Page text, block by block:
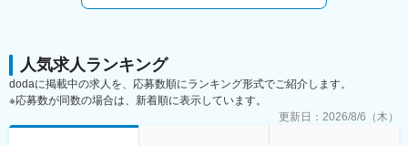
深めつつ、社内業務の他、社内研修やメーカーの研修を通じて商
品知識や営業スキルを習得いただきます。その後、先輩営業担当
者と得意先を訪問のうえ、リアルな営業を経験、スキルを積み上
げていただきますので、「いきなり営業」というようなことはご
ざいません。また、将来的に中核人材として活躍いただける職場
人気求人ランキング
dodaに掲載中の求人を、応募数順にランキング形式でご紹介します。
※応募数が同数の場合は、新着順に表示しています。
更新日： 2026/8/6（木）